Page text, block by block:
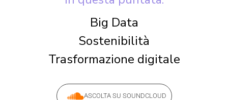
Big Data
Sostenibilità
Trasformazione digitale
ASCOLTA SU SOUNDCLOUD